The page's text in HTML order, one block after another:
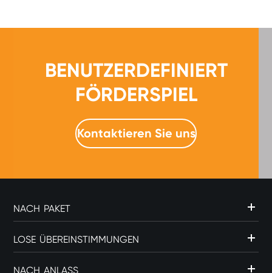
BENUTZERDEFINIERT
FÖRDERSPIEL
Kontaktieren Sie uns
NACH PAKET
LOSE ÜBEREINSTIMMUNGEN
NACH ANLASS